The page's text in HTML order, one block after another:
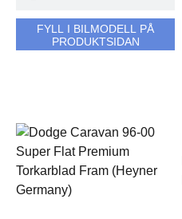
FYLL I BILMODELL PÅ
PRODUKTSIDAN